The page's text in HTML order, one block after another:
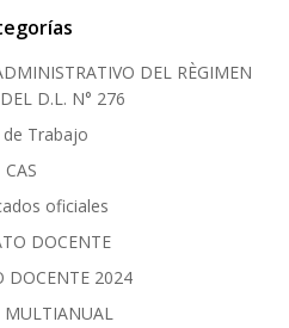
DEL RÈGIMEN
D.L. N° 276
Trabajo
CAS
oficiales
DOCENTE
DOCENTE 2024
MULTIANUAL